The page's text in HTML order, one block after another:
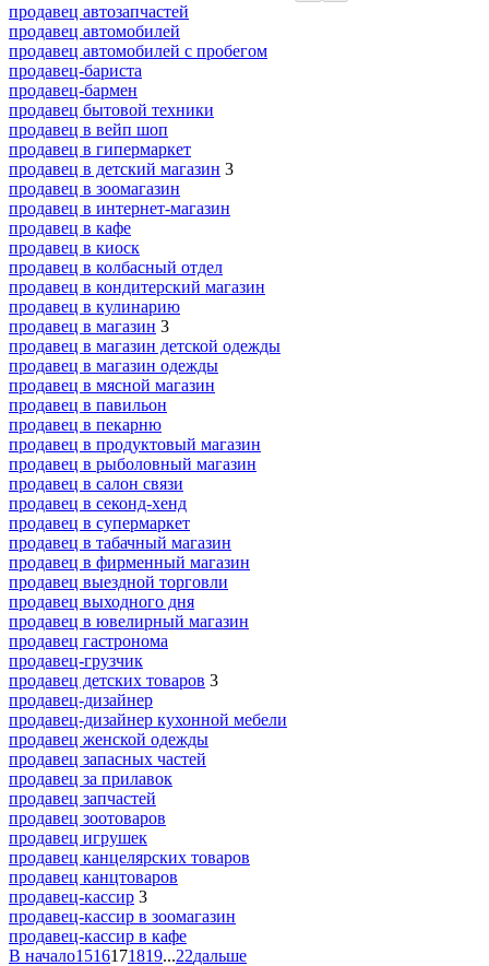
продавец автозапчастей
продавец автомобилей
продавец автомобилей с пробегом
продавец-бариста
продавец-бармен
продавец бытовой техники
продавец в вейп шоп
продавец в гипермаркет
продавец в детский магазин 3
продавец в зоомагазин
продавец в интернет-магазин
продавец в кафе
продавец в киоск
продавец в колбасный отдел
продавец в кондитерский магазин
продавец в кулинарию
продавец в магазин 3
продавец в магазин детской одежды
продавец в магазин одежды
продавец в мясной магазин
продавец в павильон
продавец в пекарню
продавец в продуктовый магазин
продавец в рыболовный магазин
продавец в салон связи
продавец в секонд-хенд
продавец в супермаркет
продавец в табачный магазин
продавец в фирменный магазин
продавец выездной торговли
продавец выходного дня
продавец в ювелирный магазин
продавец гастронома
продавец-грузчик
продавец детских товаров 3
продавец-дизайнер
продавец-дизайнер кухонной мебели
продавец женской одежды
продавец запасных частей
продавец за прилавок
продавец запчастей
продавец зоотоваров
продавец игрушек
продавец канцелярских товаров
продавец канцтоваров
продавец-кассир 3
продавец-кассир в зоомагазин
продавец-кассир в кафе
В начало1516171819...22дальше